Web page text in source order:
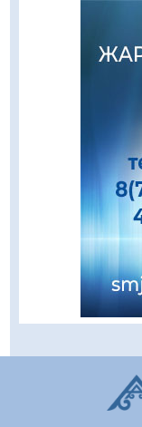
Зәулім
Еңбегі
Даналықтың
шамшырағы
08.08.2026
Кенеге
жүргізілуде
07.08.2026
Сыбайлас